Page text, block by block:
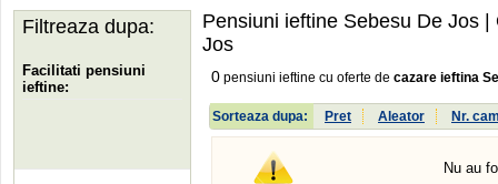
Pensiuni ieftine Sebesu De Jos
Jos
0 pensiuni ieftine cu oferte de cazare ieftina
Sorteaza dupa: Pret Aleator Nr.
Nu au
Filtreaza dupa:
Facilitati pensiuni
ieftine: